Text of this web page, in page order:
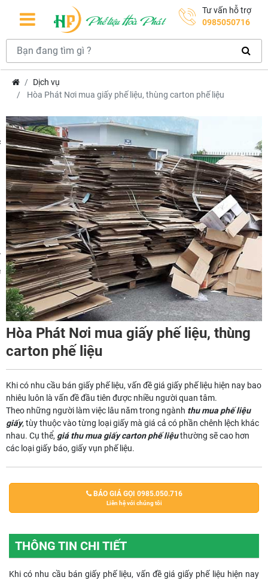
Tư vấn hỗ trợ
0985050716
Dịch vụ
Hòa Phát Nơi mua giấy phế liệu, thùng carton phế liệu
Hòa Phát Nơi mua giấy phế liệu, thùng
carton phế liệu
Khi có nhu cầu bán giấy phế liệu, vấn đề giá giấy phế liệu hiện nay bao
nhiêu luôn là vấn đề đầu tiên được nhiều người quan tâm.
Theo những người làm việc lâu năm trong ngành thu mua phế liệu
giấy, tùy thuộc vào từng loại giấy mà giá cả có phần chênh lệch khác
nhau. Cụ thể, giá thu mua giấy carton phế liệuthường sẽ cao hơn
các loại giấy báo, giấy vụn phế liệu.
BÁO GIÁ GỌI 0985.050.716
Liên hệ với chúng tôi
THÔNG TIN CHI TIẾT
Khi có nhu cầu bán giấy phế liệu, vấn đề giá giấy phế liệu hiện nay